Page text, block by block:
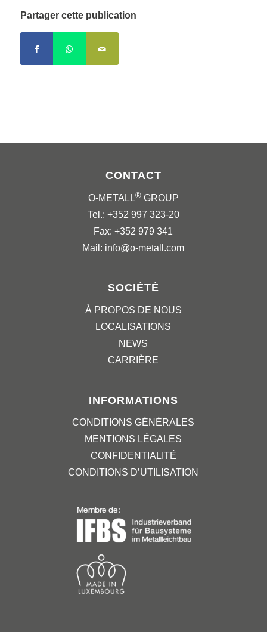
Partager cette publication
CONTACT
O-METALL®GROUP
Tel.: +352 997 323-20
Fax: +352 979 341
Mail: info@o-metall.com
SOCIÉTÉ
À PROPOS DE NOUS
LOCALISATIONS
NEWS
CARRIÈRE
INFORMATIONS
CONDITIONS GÉNÉRALES
MENTIONS LÉGALES
CONFIDENTIALITÉ
CONDITIONS D’UTILISATION